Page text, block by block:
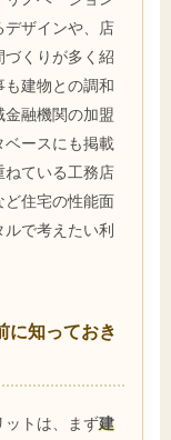
デザインや、店
くりが多く紹
建物との調和
融機関の加盟
ベースにも掲載
ねている工務店
ど住宅の性能面
ルで考えたい利
に知っておき
ットは、まず建